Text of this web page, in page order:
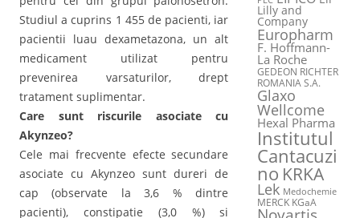
Studiul a cuprins 1 455 de pacienti, iar
pacientii luau dexametazona, un alt
medicament utilizat pentru
prevenirea varsaturilor, drept
tratament suplimentar.
Care sunt riscurile asociate cu
Akynzeo?
Cele mai frecvente efecte secundare
asociate cu Akynzeo sunt dureri de
cap (observate la 3,6 % dintre
pacienti), constipatie (3,0 %) si
Lilly and
Company
Europharm
F. Hoffmann-
La Roche
GEDEON RICHTER
ROMANIA S.A.
Glaxo
Wellcome
Hexal Pharma
Institutul
Cantacuzi
no KRKA
Lek Medochemie
MERCK KGaA